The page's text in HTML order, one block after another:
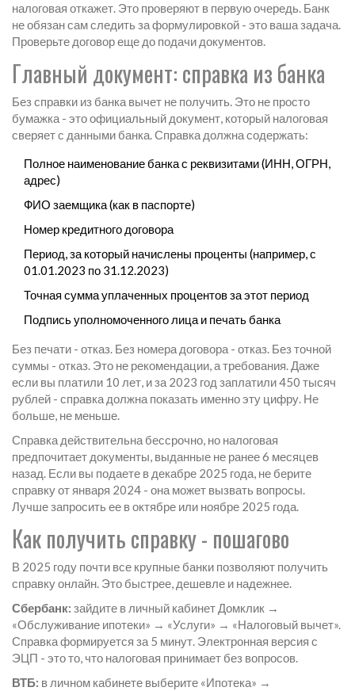
налоговая откажет. Это проверяют в первую очередь. Банк
не обязан сам следить за формулировкой - это ваша задача.
Проверьте договор еще до подачи документов.
Главный документ: справка из банка
Без справки из банка вычет не получить. Это не просто
бумажка - это официальный документ, который налоговая
сверяет с данными банка. Справка должна содержать:
Полное наименование банка с реквизитами (ИНН, ОГРН,
адрес)
ФИО заемщика (как в паспорте)
Номер кредитного договора
Период, за который начислены проценты (например, с
01.01.2023 по 31.12.2023)
Точная сумма уплаченных процентов за этот период
Подпись уполномоченного лица и печать банка
Без печати - отказ. Без номера договора - отказ. Без точной
суммы - отказ. Это не рекомендации, а требования. Даже
если вы платили 10 лет, и за 2023 год заплатили 450 тысяч
рублей - справка должна показать именно эту цифру. Не
больше, не меньше.
Справка действительна бессрочно, но налоговая
предпочитает документы, выданные не ранее 6 месяцев
назад. Если вы подаете в декабре 2025 года, не берите
справку от января 2024 - она может вызвать вопросы.
Лучше запросить ее в октябре или ноябре 2025 года.
Как получить справку - пошагово
В 2025 году почти все крупные банки позволяют получить
справку онлайн. Это быстрее, дешевле и надежнее.
Сбербанк: зайдите в личный кабинет Домклик →
«Обслуживание ипотеки» → «Услуги» → «Налоговый вычет».
Справка формируется за 5 минут. Электронная версия с
ЭЦП - это то, что налоговая принимает без вопросов.
ВТБ: в личном кабинете выберите «Ипотека» →